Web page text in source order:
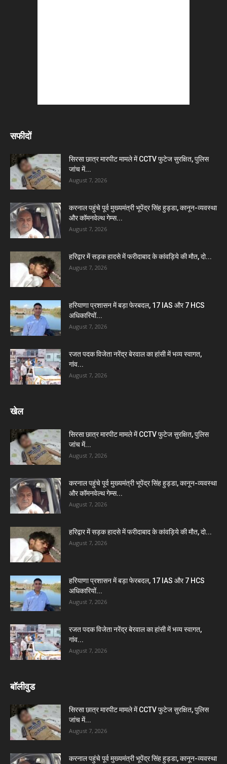
सफीदों
सिरसा छात्र मारपीट मामले में CCTV फुटेज सुरक्षित, पुलिस
जांच में...
August 7, 2026
करनाल पहुंचे पूर्व मुख्यमंत्री भूपेंद्र सिंह हुड्डा, कानून-व्यवस्था
और कॉमनवेल्थ गेम्स...
August 7, 2026
हरिद्वार में सड़क हादसे में फरीदाबाद के कांवड़िये की मौत, दो...
August 7, 2026
हरियाणा प्रशासन में बड़ा फेरबदल, 17 IAS और 7 HCS
अधिकारियों...
August 7, 2026
रजत पदक विजेता नरेंद्र बेरवाल का हांसी में भव्य स्वागत,
गांव...
August 7, 2026
खेल
सिरसा छात्र मारपीट मामले में CCTV फुटेज सुरक्षित, पुलिस
जांच में...
August 7, 2026
करनाल पहुंचे पूर्व मुख्यमंत्री भूपेंद्र सिंह हुड्डा, कानून-व्यवस्था
और कॉमनवेल्थ गेम्स...
August 7, 2026
हरिद्वार में सड़क हादसे में फरीदाबाद के कांवड़िये की मौत, दो...
August 7, 2026
हरियाणा प्रशासन में बड़ा फेरबदल, 17 IAS और 7 HCS
अधिकारियों...
August 7, 2026
रजत पदक विजेता नरेंद्र बेरवाल का हांसी में भव्य स्वागत,
गांव...
August 7, 2026
बॉलीवुड
सिरसा छात्र मारपीट मामले में CCTV फुटेज सुरक्षित, पुलिस
जांच में...
August 7, 2026
करनाल पहुंचे पूर्व मुख्यमंत्री भूपेंद्र सिंह हुड्डा, कानून-व्यवस्था